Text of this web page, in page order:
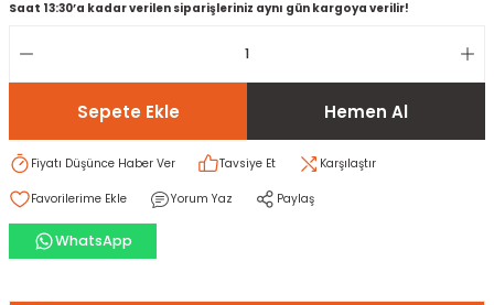
ve Kartonpiyer
HARÇLARI
Saat 13:30’a kadar verilen siparişleriniz aynı gün kargoya verilir!
Sepete Ekle Hemen Al
Fiyatı Düşünce Haber Ver Tavsiye Et Karşılaştır
Yorum Yaz Paylaş
WhatsApp